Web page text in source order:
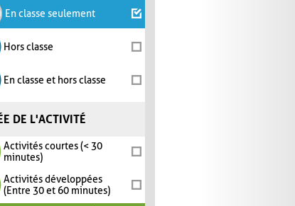
En classe seulement
Hors classe
En classe et hors classe
DE L'ACTIVITÉ
Activités courtes (< 30
minutes)
Activités développées
(Entre 30 et 60 minutes)